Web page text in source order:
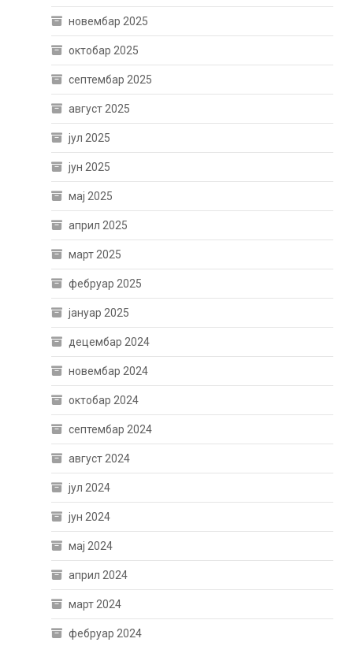
новембар 2025
октобар 2025
септембар 2025
август 2025
јул 2025
јун 2025
мај 2025
април 2025
март 2025
фебруар 2025
јануар 2025
децембар 2024
новембар 2024
октобар 2024
септембар 2024
август 2024
јул 2024
јун 2024
мај 2024
април 2024
март 2024
фебруар 2024